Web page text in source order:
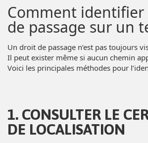
Comment
de passage sur un
Un droit de passage n’est pas toujours
Il peut exister même si aucun chemin
Voici les principales méthodes pour
1. CONSULTER LE
DE LOCALISATION